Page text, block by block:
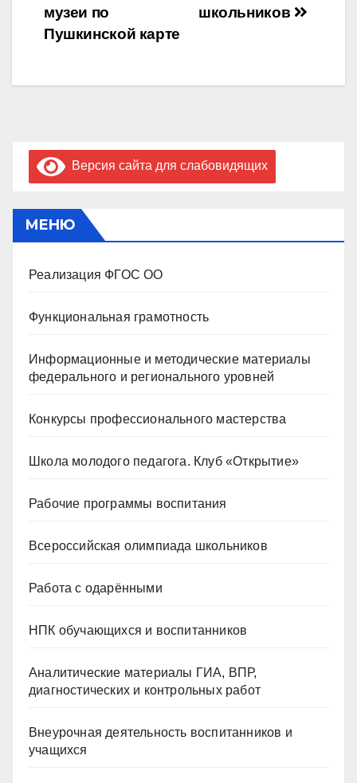
школьников
музеи по
Пушкинской карте
Версия сайта для слабовидящих
МЕНЮ
Реализация ФГОС ОО
Функциональная грамотность
Информационные и методические материалы
федерального и регионального уровней
Конкурсы профессионального мастерства
Школа молодого педагога. Клуб «Открытие»
Рабочие программы воспитания
Всероссийская олимпиада школьников
Работа с одарёнными
НПК обучающихся и воспитанников
Аналитические материалы ГИА, ВПР,
диагностических и контрольных работ
Внеурочная деятельность воспитанников и
учащихся